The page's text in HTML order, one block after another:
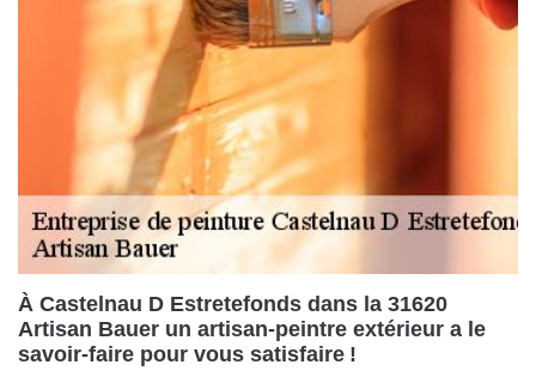
À Castelnau D Estretefonds dans la 31620
Artisan Bauer un artisan-peintre extérieur a le
savoir-faire pour vous satisfaire !